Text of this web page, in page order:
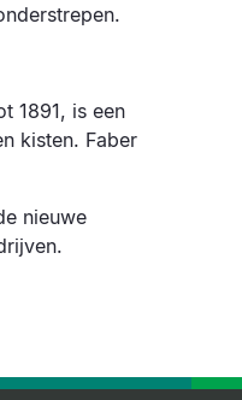
1891, is een
kisten. Faber
nieuwe